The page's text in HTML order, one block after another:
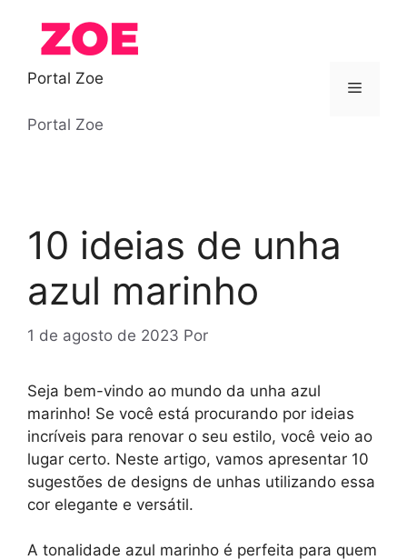
conteúdo
Portal Zoe
Portal Zoe
Menu
10 ideias de unha
azul marinho
1 de agosto de 2023 Por
Seja bem-vindo ao mundo da unha azul
marinho! Se você está procurando por ideias
incríveis para renovar o seu estilo, você veio ao
lugar certo. Neste artigo, vamos apresentar 10
sugestões de designs de unhas utilizando essa
cor elegante e versátil.
A tonalidade azul marinho é perfeita para quem